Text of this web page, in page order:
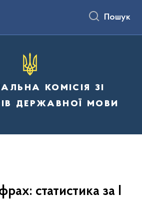
Пошук
комісія зі
державної мови
статистика за І